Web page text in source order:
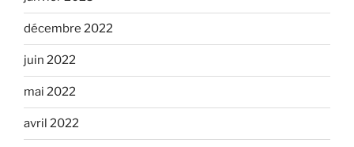
décembre 2022
juin 2022
mai 2022
avril 2022